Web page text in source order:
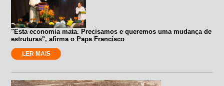
"Esta economia mata. Precisamos e queremos uma mudança de
estruturas", afirma o Papa Francisco
LER MAIS